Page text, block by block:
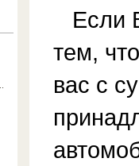
Если
тем,
вас с